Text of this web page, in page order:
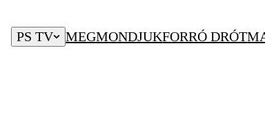
PS TV MEGMONDJUKFORRÓ DRÓT